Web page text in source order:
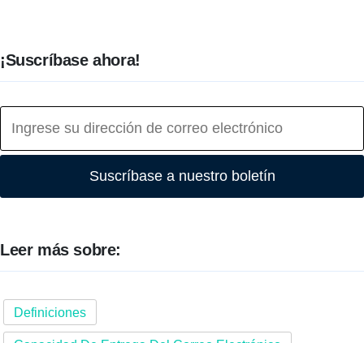
¡Suscríbase ahora!
Suscríbase a nuestro boletín
Leer más sobre:
Definiciones